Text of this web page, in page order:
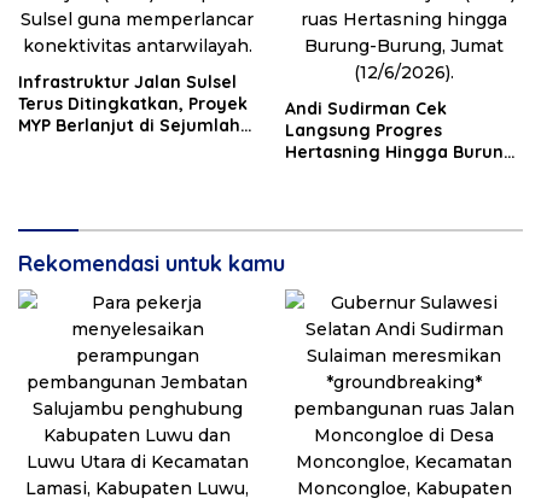
Infrastruktur Jalan Sulsel
Terus Ditingkatkan, Proyek
MYP Berlanjut di Sejumlah
Andi Sudirman Cek
Langsung Progres
Hertasning Hingga Burung-
Rekomendasi untuk kamu